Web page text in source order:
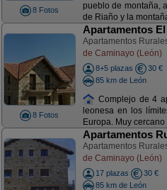
8 Fotos
pueblo de montaña,
de Riaño y la
8 Fotos
Apartamentos
Apartamentos
de Caminayo (León)
8+5 plazas
30 €
85 km de León
Complejo de 4
leonesa en los
Europa. Muy
Apartamentos
Apartamentos
de Caminayo (León)
17 plazas
30 €
85 km de León